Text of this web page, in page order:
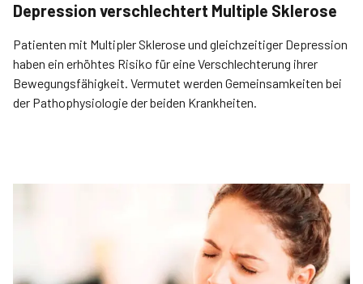
Depression verschlechtert Multiple Sklerose
Patienten mit Multipler Sklerose und gleichzeitiger Depression
haben ein erhöhtes Risiko für eine Verschlechterung ihrer
Bewegungsfähigkeit. Vermutet werden Gemeinsamkeiten bei
der Pathophysiologie der beiden Krankheiten.